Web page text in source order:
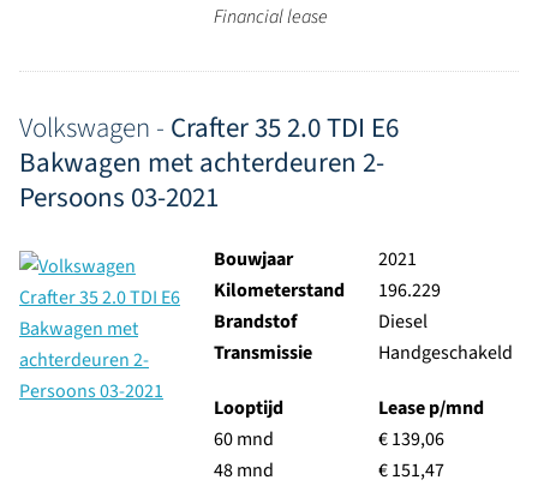
Financial lease
Volkswagen - Crafter 35 2.0 TDI E6
Bakwagen met achterdeuren 2-
Persoons 03-2021
Bouwjaar
2021
Kilometerstand
196.229
Brandstof
Diesel
Transmissie
Handgeschakeld
Looptijd
60 mnd
48 mnd
Lease p/mnd
€ 139,06
€ 151,47